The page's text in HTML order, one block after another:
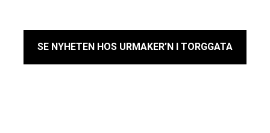
SE NYHETEN HOS URMAKER’N I TORGGATA